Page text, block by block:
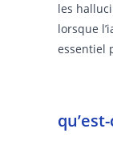
les
lorsque
essentiel